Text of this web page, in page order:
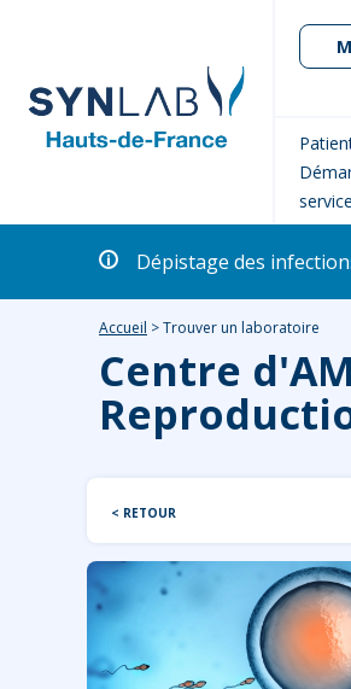
Dépistage des
Accueil >Trouver un laboratoire
Centre
< RETOUR